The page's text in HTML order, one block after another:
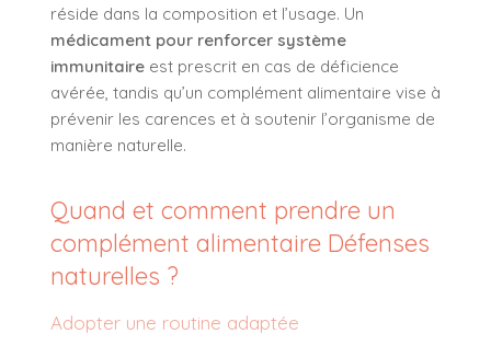
réside dans la composition et l’usage. Un
médicament pour renforcer système
immunitaire est prescrit en cas de déficience
avérée, tandis qu’un complément alimentaire vise à
prévenir les carences et à soutenir l’organisme de
manière naturelle.
Quand et comment prendre un
complément alimentaire Défenses
naturelles ?
Adopter une routine adaptée